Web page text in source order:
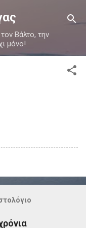
Βάλτο, την
μόνο!